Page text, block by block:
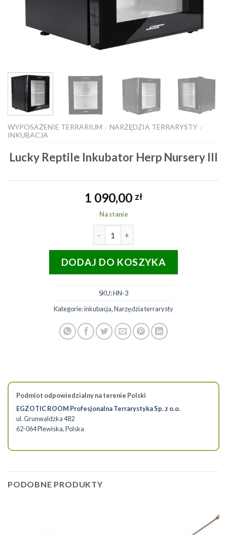
WYPOSAŻENIE TERRARIUM / NARZĘDZIA TERRARYSTY /
INKUBACJA
Lucky Reptile Inkubator Herp Nursery III
1 090,00 zł
Na stanie
DODAJ DO KOSZYKA
SKU:HN-3
Kategorie:inkubacja,Narzędzia terrarysty
Podmiot odpowiedzialny na terenie Polski
EGZOTIC ROOM Profesjonalna Terrarystyka Sp. z o.o.
ul. Grunwaldzka 482
62-064 Plewiska, Polska
PODOBNE PRODUKTY